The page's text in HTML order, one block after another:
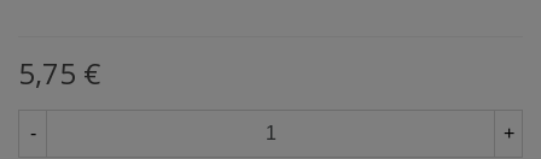
5,75 €
- +